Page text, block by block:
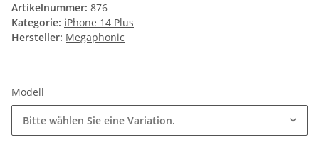
Artikelnummer: 876
Kategorie: iPhone 14 Plus
Hersteller: Megaphonic
Modell
Bitte wählen Sie eine Variation.